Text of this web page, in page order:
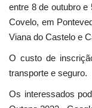
entre 8 de outubro
Covelo, em
Viana do Castelo e
O custo de
transporte e seguro.
Os interessados